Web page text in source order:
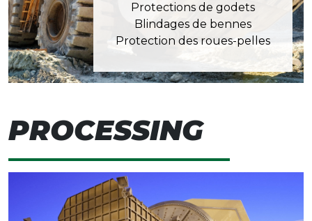
Protections de godets
Blindages de bennes
Protection des roues-pelles
PROCESSING